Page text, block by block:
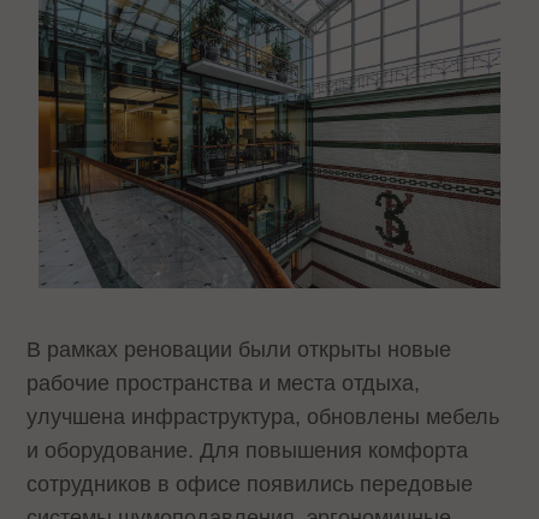
В рамках реновации были открыты новые
рабочие пространства и места отдыха,
улучшена инфраструктура, обновлены мебель
и оборудование. Для повышения комфорта
сотрудников в офисе появились передовые